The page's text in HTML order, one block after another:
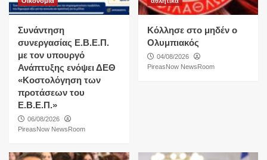
Συνάντηση
συνεργασίας Ε.Β.Ε.Π.
με τον υπουργό
Ανάπτυξης ενόψει ΔΕΘ
«Κοστολόγηση των
προτάσεων του
Ε.Β.Ε.Π.»
06/08/2026
PireasNow NewsRoom
Κόλλησε στο μηδέν ο
Ολυμπιακός
04/08/2026
PireasNow NewsRoom